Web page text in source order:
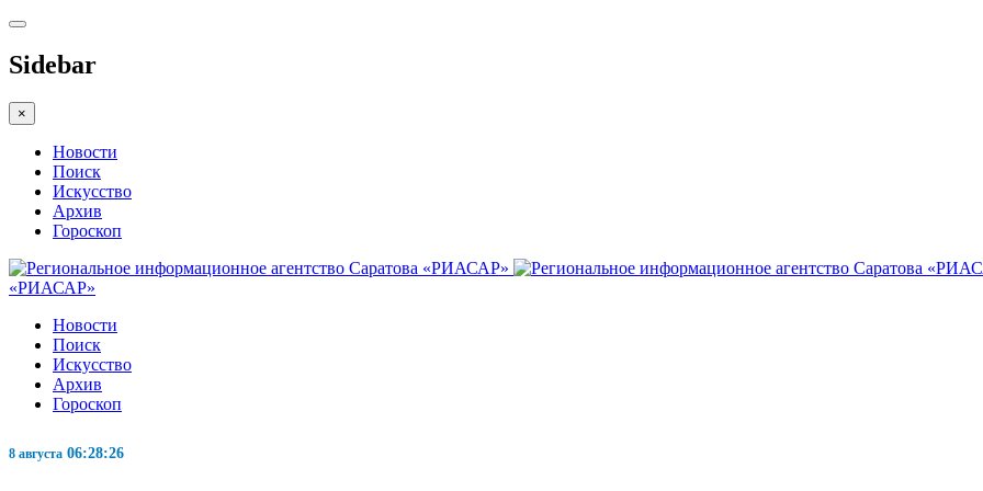
Sidebar
×
Новости
Поиск
Искусство
Архив
Гороскоп
«РИАСАР»
Новости
Поиск
Искусство
Архив
Гороскоп
8 августа 06:28:27